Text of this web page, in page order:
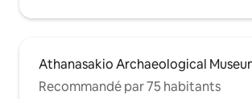
Athanasakio Archaeological
Recommandé par 75 habitants